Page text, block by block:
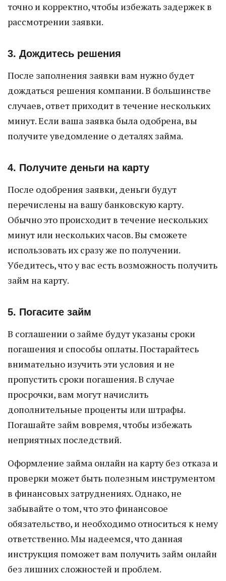
точно и корректно, чтобы избежать задержек в
рассмотрении заявки.
3. Дождитесь решения
После заполнения заявки вам нужно будет
дождаться решения компании. В большинстве
случаев, ответ приходит в течение нескольких
минут. Если ваша заявка была одобрена, вы
получите уведомление о деталях займа.
4. Получите деньги на карту
После одобрения заявки, деньги будут
перечислены на вашу банковскую карту.
Обычно это происходит в течение нескольких
минут или нескольких часов. Вы сможете
использовать их сразу же по получении.
Убедитесь, что у вас есть возможность получить
займ на карту.
5. Погасите займ
В соглашении о займе будут указаны сроки
погашения и способы оплаты. Постарайтесь
внимательно изучить эти условия и не
пропустить сроки погашения. В случае
просрочки, вам могут начислить
дополнительные проценты или штрафы.
Погашайте займ вовремя, чтобы избежать
неприятных последствий.
Оформление займа онлайн на карту без отказа и
проверки может быть полезным инструментом
в финансовых затруднениях. Однако, не
забывайте о том, что это финансовое
обязательство, и необходимо относиться к нему
ответственно. Мы надеемся, что данная
инструкция поможет вам получить займ онлайн
без лишних сложностей и проблем.